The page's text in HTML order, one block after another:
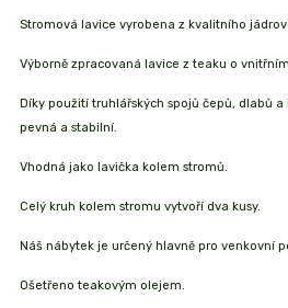
Stromová lavice vyrobena z kvalitního
Výborně zpracovaná lavice z teaku o
Díky použití truhlářských spojů čepů, dlabů
pevná a stabilní.
Vhodná jako lavička kolem stromů.
Celý kruh kolem stromu vytvoří dva kusy.
Náš nábytek je určený hlavně pro venkovní
Ošetřeno teakovým olejem.